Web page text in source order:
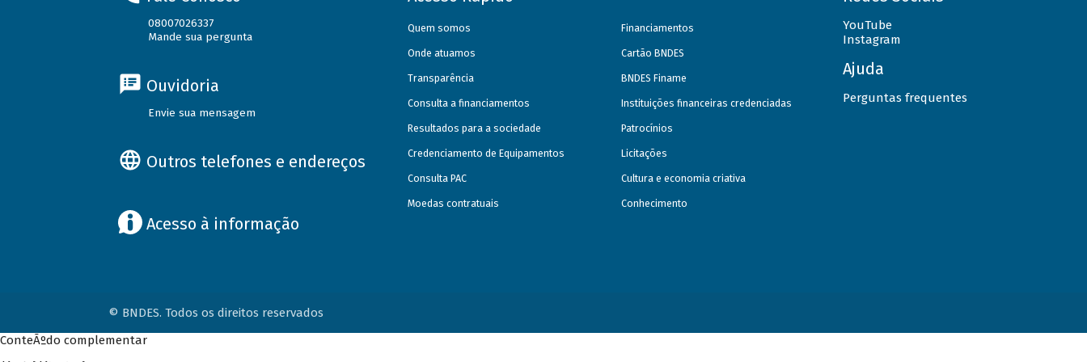
08007026337
Mande sua pergunta
Ouvidoria
Envie sua mensagem
Outros telefones e endereços
Acesso à informação
Quem somos
Onde atuamos
Transparência
Consulta a financiamentos
Resultados para a sociedade
Credenciamento de Equipamentos
Consulta PAC
Moedas contratuais
Financiamentos
Cartão BNDES
BNDES Finame
Instituições financeiras credenciadas
Patrocínios
Licitações
Cultura e economia criativa
Conhecimento
YouTube
Instagram
Ajuda
Perguntas frequentes
© BNDES. Todos os direitos reservados
ConteÃºdo complementar